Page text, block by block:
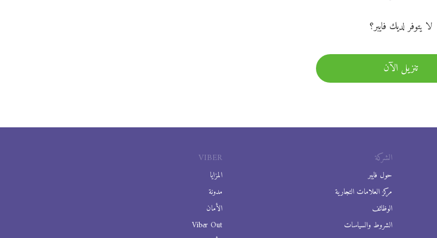
لا يتوفر لديك فايبر؟
تنزيل الآن
VIBER
المزايا
مدونة
الأمان
Viber Out
الشركة
حول فايبر
مركز العلامات التجارية
الوظائف
الشروط والسياسات